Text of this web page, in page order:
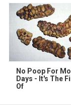
No Poop For
Days - It's The
Of